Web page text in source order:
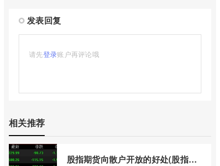
发表回复
请先登录账户再评论哦
相关推荐
股指期货向散户开放的好处(股指期货对利空信息更加敏感吗)